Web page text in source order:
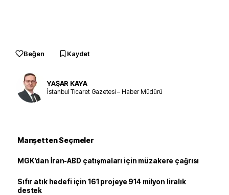
Beğen Kaydet
YAŞAR KAYA
İstanbul Ticaret Gazetesi – Haber Müdürü
Manşetten Seçmeler
MGK’dan İran-ABD çatışmaları için müzakere çağrısı
Sıfır atık hedefi için 161 projeye 914 milyon liralık
destek